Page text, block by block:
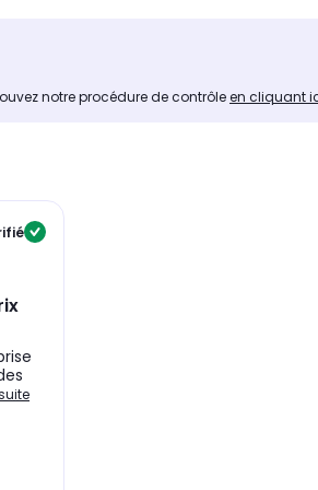
notre procédure de contrôleen cliquant